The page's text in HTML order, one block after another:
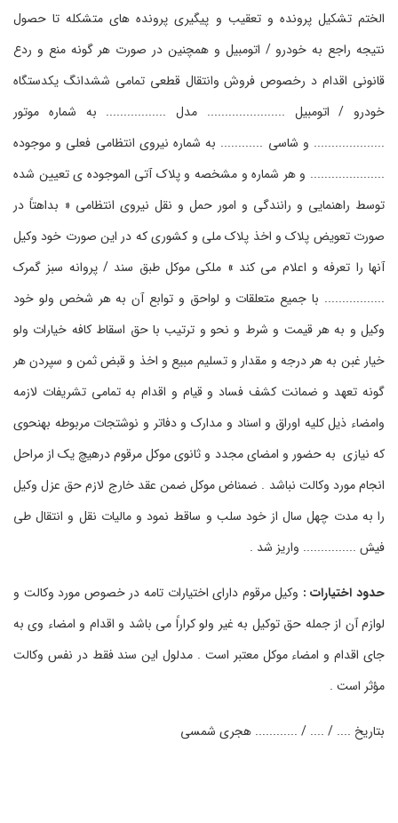
الختم تشکیل پرونده و تعقیب و پیگیری پرونده های متشکله تا حصول
نتیجه راجع به خودرو / اتومبیل و همچنین در صورت هر گونه منع و ردع
قانونی اقدام د رخصوص فروش وانتقال قطعی تمامی ششدانگ یکدستگاه
خودرو / اتومبیل ...................... مدل ................. به شماره موتور
.................... و شاسی ............ به شماره نیروی انتظامی فعلی و موجوده
..................... و هر شماره و مشخصه و پلاک آتی الموجوده ی تعیین شده
توسط راهنمایی و رانندگی و امور حمل و نقل نیروی انتظامی « بداهتاً در
صورت تعویض پلاک و اخذ پلاک ملی و کشوری که در این صورت خود وکیل
آنها را تعرفه و اعلام می کند » ملکی موکل طبق سند / پروانه سبز گمرک
................. با جمیع متعلقات و لواحق و توابع آن به هر شخص ولو خود
وکیل و به هر قیمت و شرط و نحو و ترتیب با حق اسقاط کافه خیارات ولو
خیار غبن به هر درجه و مقدار و تسلیم مبیع و اخذ و قبض ثمن و سپردن هر
گونه تعهد و ضمانت کشف فساد و قیام و اقدام به تمامی تشریفات لازمه
وامضاء ذیل کلیه اوراق و اسناد و مدارک و دفاتر و نوشتجات مربوطه بهنحوی
که نیازی به حضور و امضای مجدد و ثانوی موکل مرقوم درهیچ یک از مراحل
انجام مورد وکالت نباشد . ضمناض موکل ضمن عقد خارج لازم حق عزل وکیل
را به مدت چهل سال از خود سلب و ساقط نمود و مالیات نقل و انتقال طی
فیش ............... واریز شد .
حدود اختیارات : وکیل مرقوم دارای اختیارات تامه در خصوص مورد وکالت و
لوازم آن از جمله حق توکیل به غیر ولو کراراً می باشد و اقدام و امضاء وی به
جای اقدام و امضاء موکل معتبر است . مدلول این سند فقط در نفس وکالت
مؤثر است .
بتاریخ .... / .... / ............ هجری شمسی